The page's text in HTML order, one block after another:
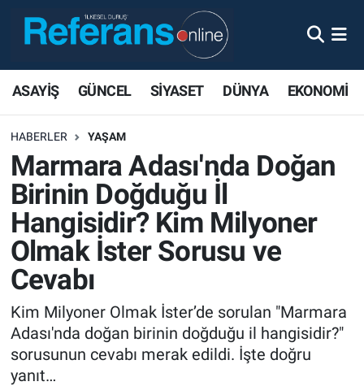
ASAYİŞ GÜNCEL SİYASET DÜNYA EKONOMİ
HABERLER YAŞAM
Marmara Adası'nda Doğan
Birinin Doğduğu İl
Hangisidir? Kim Milyoner
Olmak İster Sorusu ve
Cevabı
Kim Milyoner Olmak İster’de sorulan "Marmara
Adası'nda doğan birinin doğduğu il hangisidir?"
sorusunun cevabı merak edildi. İşte doğru
yanıt…